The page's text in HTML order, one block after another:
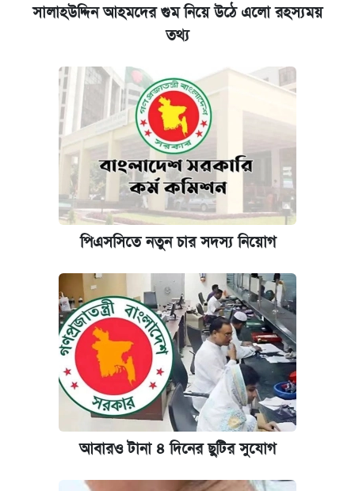
সালাহউদ্দিন আহমদের গুম নিয়ে উঠে এলো রহস্যময়
তথ্য
পিএসসিতে নতুন চার সদস্য নিয়োগ
আবারও টানা ৪ দিনের ছুটির সুযোগ